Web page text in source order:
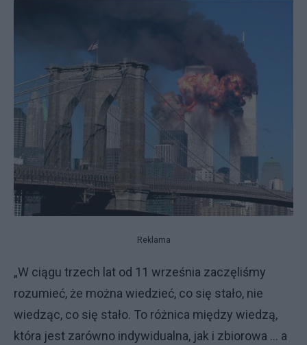
Reklama
„W ciągu trzech lat od 11 września zaczęliśmy
rozumieć, że można wiedzieć, co się stało, nie
wiedząc, co się stało. To różnica między wiedzą,
która jest zarówno indywidualna, jak i zbiorowa … a